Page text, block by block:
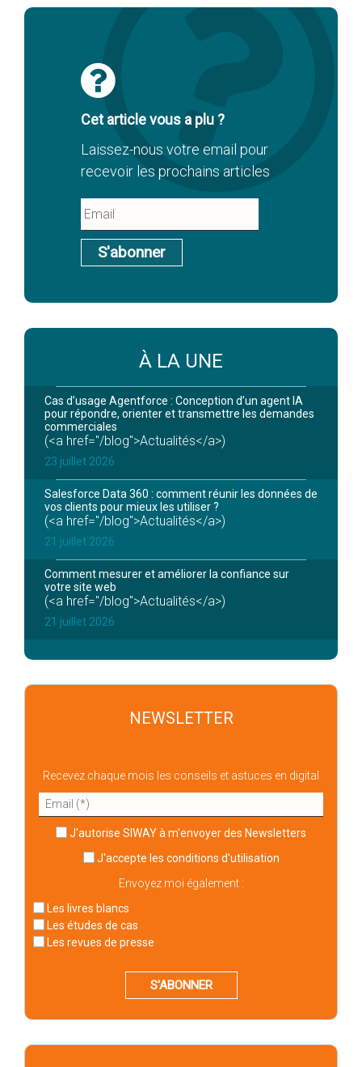
Cet article vous a plu ?
Laissez-nous votre email pour
recevoir les prochains articles
S'abonner
À LA UNE
Cas d’usage Agentforce : Conception d’un agent IA
pour répondre, orienter et transmettre les demandes
commerciales
(<a href="/blog">Actualités</a>)
23 juillet 2026
Salesforce Data 360 : comment réunir les données de
vos clients pour mieux les utiliser ?
(<a href="/blog">Actualités</a>)
21 juillet 2026
Comment mesurer et améliorer la confiance sur
votre site web
(<a href="/blog">Actualités</a>)
21 juillet 2026
NEWSLETTER
Recevez chaque mois les conseils et astuces en digital
J'autorise SIWAY à m'envoyer des Newsletters
J'accepte les conditions d'utilisation
Envoyez moi également :
Les livres blancs
Les études de cas
Les revues de presse
S'ABONNER